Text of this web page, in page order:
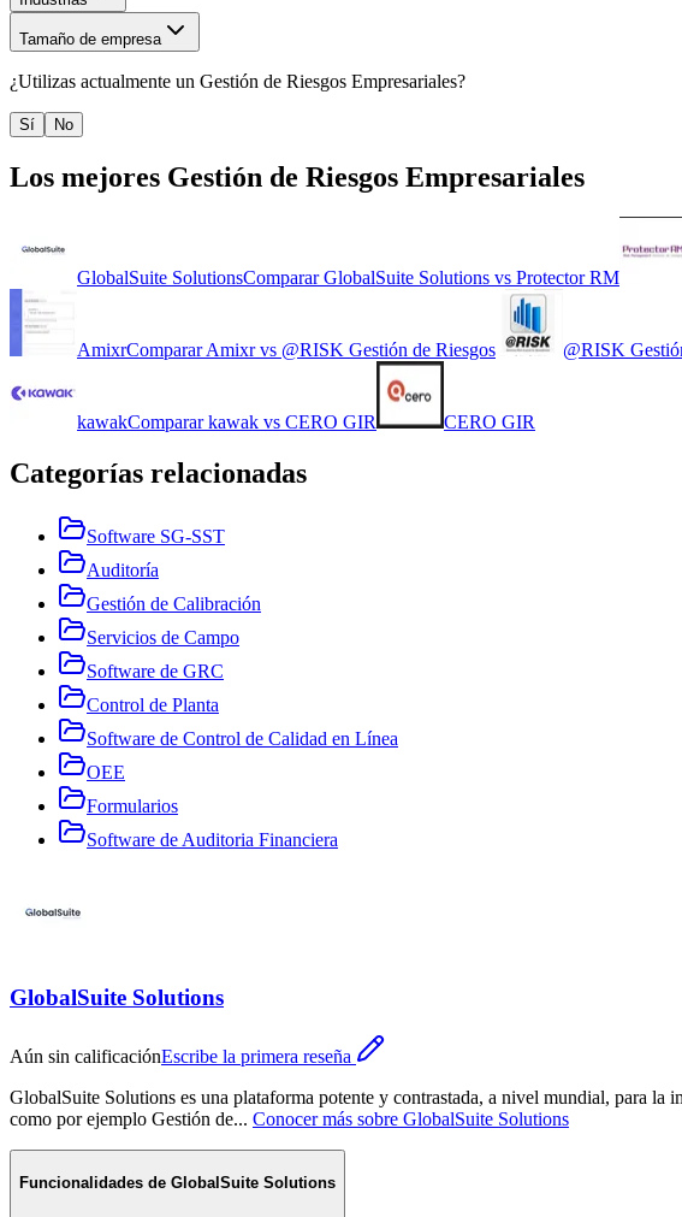
Tamaño de empresa
¿Utilizas actualmente un Gestión de Riesgos Empresariales?
Sí No
Los mejores Gestión de Riesgos Empresariales
GlobalSuite SolutionsComparar GlobalSuite Solutions vs Protector RM
AmixrCompararAmixrvs @RISK Gestión de Riesgos @RISK
kawakComparar kawak vs CERO GIR CERO GIR
Categorías relacionadas
Software SG-SST
Auditoría
Gestión de Calibración
Servicios de Campo
Software de GRC
Control de Planta
Software de Control de Calidad en Línea
OEE
Formularios
Software de Auditoria Financiera
GlobalSuite Solutions
Aún sin calificaciónEscribe la primera reseña
GlobalSuite Solutions es una plataforma potente y contrastada, a nivel mundial, para
como por ejemplo Gestión de... Conocer más sobre GlobalSuite Solutions
Funcionalidades de GlobalSuite Solutions